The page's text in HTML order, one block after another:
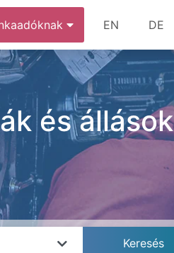
EN DE
és állások